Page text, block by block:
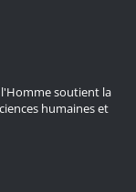
l'Homme soutient la
humaines et